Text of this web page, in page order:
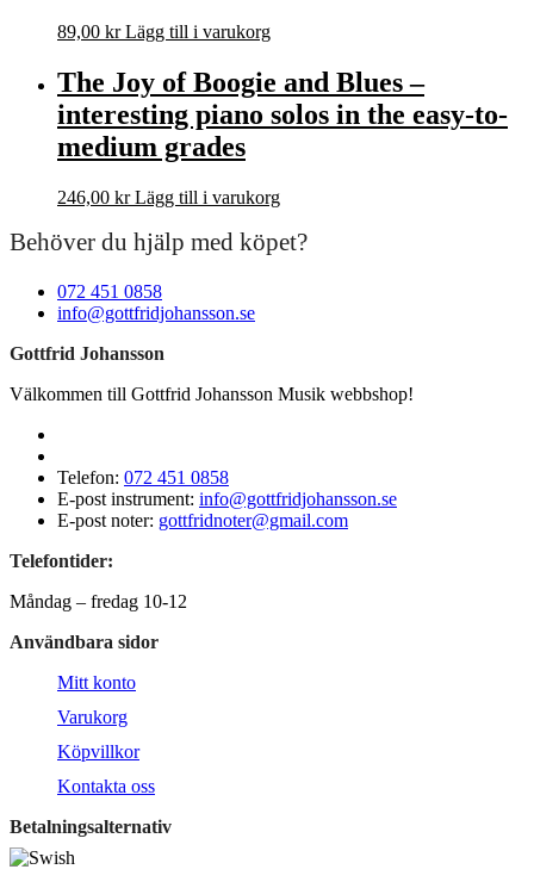
89,00 kr Lägg till i varukorg
The Joy of Boogie and Blues –
interesting piano solos in the easy-to-
medium grades
246,00 kr Lägg till i varukorg
Behöver du hjälp med köpet?
072 451 0858
info@gottfridjohansson.se
Gottfrid Johansson
Välkommen till Gottfrid Johansson Musik webbshop!
Telefon: 072 451 0858
E-post instrument: info@gottfridjohansson.se
E-post noter: gottfridnoter@gmail.com
Telefontider:
Måndag – fredag 10-12
Användbara sidor
Mitt konto
Varukorg
Köpvillkor
Kontakta oss
Betalningsalternativ